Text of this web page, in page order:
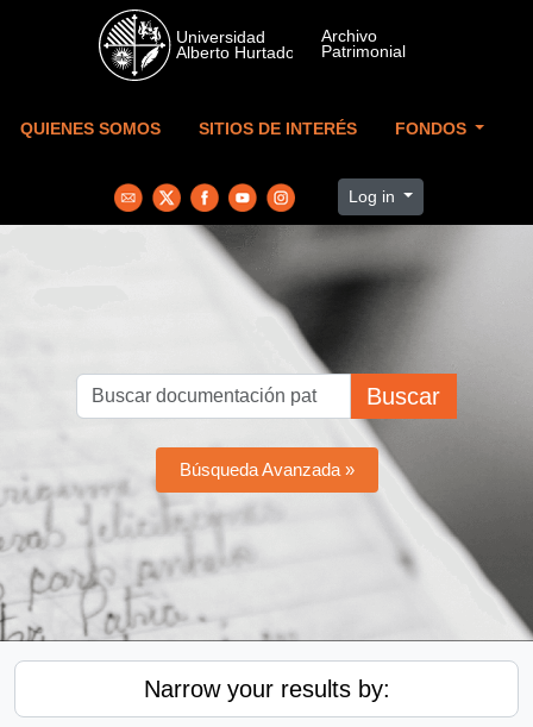
Skip to main content
QUIENES SOMOS SITIOS DE INTERÉS FONDOS
Log in
Buscar
Búsqueda Avanzada »
Narrow your results by: